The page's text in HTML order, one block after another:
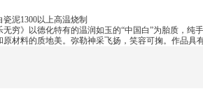
瓷泥1300以上高温烧制
无穷》以德化特有的温润如玉的“中国白”为胎质，
材料的质地美。弥勒神采飞扬，笑容可掬。作品具